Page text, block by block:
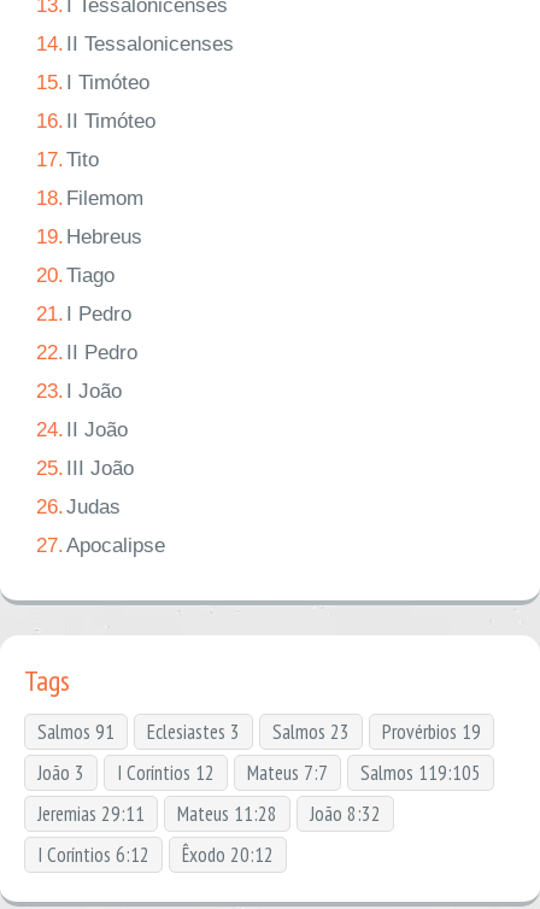
13. I Tessalonicenses
14. II Tessalonicenses
15. I Timóteo
16. II Timóteo
17.Tito
18. Filemom
19. Hebreus
20.Tiago
21. I Pedro
22. II Pedro
23. I João
24. II João
25. III João
26.Judas
27.Apocalipse
Tags
Salmos 91 Eclesiastes 3 Salmos 23
Provérbios 19
João 3
I Coríntios 12 Mateus 7:7
Salmos 119:105
Jeremias 29:11
Mateus 11:28
João 8:32
I Coríntios 6:12
Êxodo 20:12